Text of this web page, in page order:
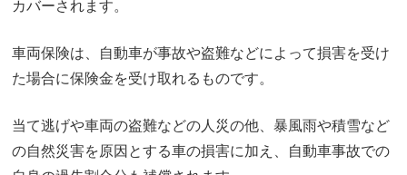
カバーされます。
車両保険は、自動車が事故や盗難などによって損害を受け
た場合に保険金を受け取れるものです。
当て逃げや車両の盗難などの人災の他、暴風雨や積雪など
の自然災害を原因とする車の損害に加え、自動車事故での